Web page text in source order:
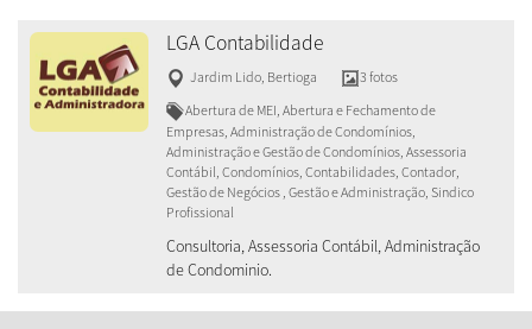
LGA Contabilidade
Jardim Lido, Bertioga
3 fotos
Abertura de MEI, Abertura e Fechamento de
Empresas, Administração de Condomínios,
Administração e Gestão de Condomínios, Assessoria
Contábil, Condomínios, Contabilidades, Contador,
Gestão de Negócios , Gestão e Administração, Sindico
Profissional
Consultoria, Assessoria Contábil, Administração
de Condominio.